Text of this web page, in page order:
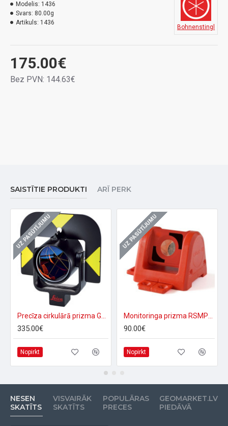
175.00€
Bez PVN: 144.63€
Modelis: 1436
Svars: 80.00g
Artikuls: 1436
Bohnenstingl
SAISTĪTIE PRODUKTI ARĪ PERK
UZ PASŪTĪJUMU
335.00€
Nopirkt
UZ PASŪTĪJUMU
90.00€
Nopirkt
NESEN
SKATĪTS
VISVAIRĀK
SKATĪTS
POPULĀRAS
PRECES
GEOMARKET.LV
PIEDĀVĀ